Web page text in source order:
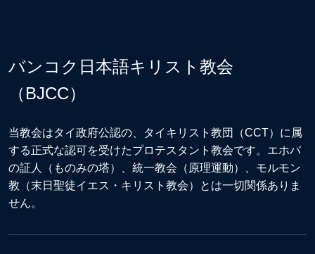
バンコク日本語キリスト教会
（BJCC）
当教会はタイ政府公認の、タイキリスト教団（CCT）に属
する正式な認可を受けたプロテスタント教会です。エホバ
の証人（ものみの塔）、統一教会（原理運動）、モルモン
教（末日聖徒イエス・キリスト教会）とは一切関係ありま
せん。